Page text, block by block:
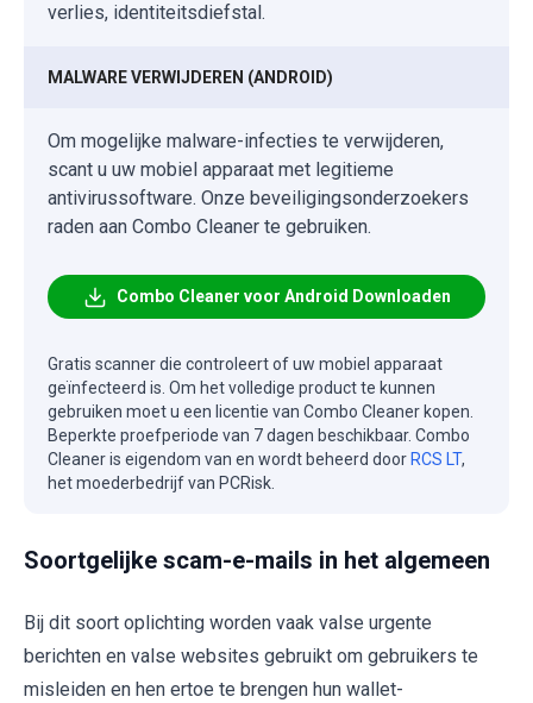
verlies, identiteitsdiefstal.
MALWARE VERWIJDEREN (ANDROID)
Om mogelijke malware-infecties te verwijderen,
scant u uw mobiel apparaat met legitieme
antivirussoftware. Onze beveiligingsonderzoekers
raden aan Combo Cleaner te gebruiken.
Combo Cleaner voor Android Downloaden
Gratis scanner die controleert of uw mobiel apparaat
geïnfecteerd is. Om het volledige product te kunnen
gebruiken moet u een licentie van Combo Cleaner kopen.
Beperkte proefperiode van 7 dagen beschikbaar. Combo
Cleaner is eigendom van en wordt beheerd door RCS LT,
het moederbedrijf van PCRisk.
Soortgelijke scam-e-mails in het algemeen
Bij dit soort oplichting worden vaak valse urgente
berichten en valse websites gebruikt om gebruikers te
misleiden en hen ertoe te brengen hun wallet-